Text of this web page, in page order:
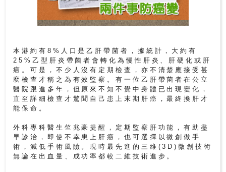
室
服
務
公
立
醫
院
本港約有8%人口是乙肝帶菌者，據統計，大約有
25%乙型肝炎帶菌者會轉化為慢性肝炎、肝硬化或肝
癌。可是，不少人沒有定期檢查，亦不清楚應接受甚
麼檢查才稱之為有效監察。有一位乙肝帶菌者在公立
醫院跟進多年，但原來不知不覺中身體已出現變化，
直至詳細檢查才驚聞自己患上末期肝癌，最終換肝才
能保命。
外科專科醫生竺兆豪提醒，定期監察肝功能，有助盡
早診治，即使不幸患上肝癌，也可選擇以微創做手
術，減低手術風險。現時最先進的三維(3D)微創技術
無論在出血量、成功率都較二維技術進步。